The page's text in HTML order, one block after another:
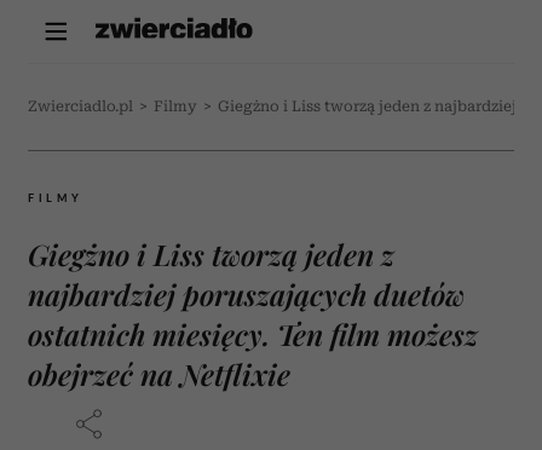
Zwierciadlo.pl > Filmy > Giegżno i Liss tworzą jeden z najbardziej
FILMY
Giegżno i Liss tworzą jeden z
najbardziej poruszających duetów
ostatnich miesięcy. Ten film możesz
obejrzeć na Netflixie